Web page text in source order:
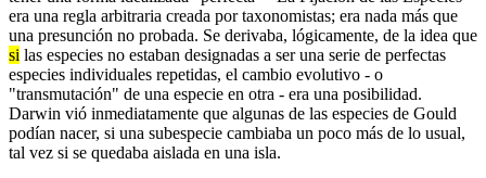
era una regla arbitraria creada por taxonomistas; era nada más que
una presunción no probada. Se derivaba, lógicamente, de la idea que
si las especies no estaban designadas a ser una serie de perfectas
especies individuales repetidas, el cambio evolutivo - o
"transmutación" de una especie en otra - era una posibilidad.
Darwin vió inmediatamente que algunas de las especies de Gould
podían nacer, si una subespecie cambiaba un poco más de lo usual,
tal vez si se quedaba aislada en una isla.